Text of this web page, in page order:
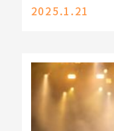
2025.1.21